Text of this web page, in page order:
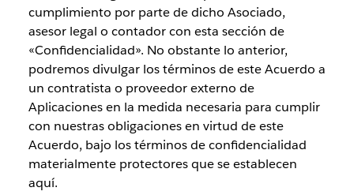
cumplimiento por parte de dicho Asociado,
asesor legal o contador con esta sección de
«Confidencialidad». No obstante lo anterior,
podremos divulgar los términos de este Acuerdo a
un contratista o proveedor externo de
Aplicaciones en la medida necesaria para cumplir
con nuestras obligaciones en virtud de este
Acuerdo, bajo los términos de confidencialidad
materialmente protectores que se establecen
aquí.